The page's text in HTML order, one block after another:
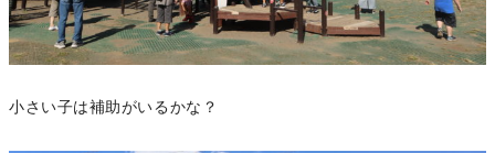
小さい子は補助がいるかな？